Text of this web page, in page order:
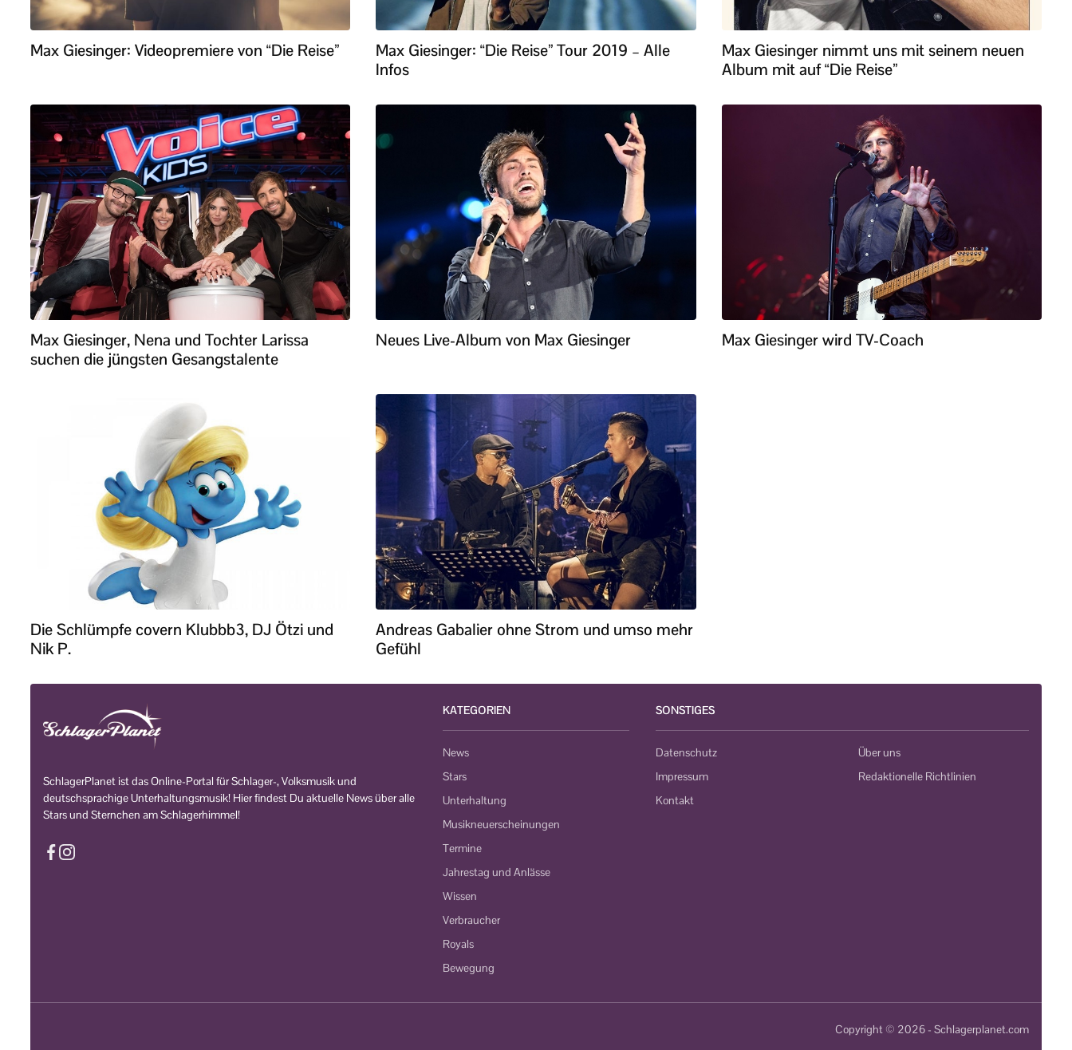
Max Giesinger: Videopremiere von “Die Reise”
Max Giesinger: “Die Reise” Tour 2019 – Alle
Infos
Max Giesinger nimmt uns mit seinem neuen
Album mit auf “Die Reise”
Max Giesinger, Nena und Tochter Larissa
suchen die jüngsten Gesangstalente
Neues Live-Album von Max Giesinger Max Giesinger wird TV-Coach
Die Schlümpfe covern Klubbb3, DJ Ötzi und
Nik P.
Andreas Gabalier ohne Strom und umso mehr
Gefühl
SchlagerPlanet ist das Online-Portal für Schlager-, Volksmusik und
deutschsprachige Unterhaltungsmusik! Hier findest Du aktuelle News über alle
Stars und Sternchen am Schlagerhimmel!
KATEGORIEN
News
Stars
Unterhaltung
Musikneuerscheinungen
Termine
Jahrestag und Anlässe
Wissen
Verbraucher
Royals
Bewegung
SONSTIGES
Datenschutz
Impressum
Kontakt
Über uns
Redaktionelle Richtlinien
Copyright © 2026 - Schlagerplanet.com